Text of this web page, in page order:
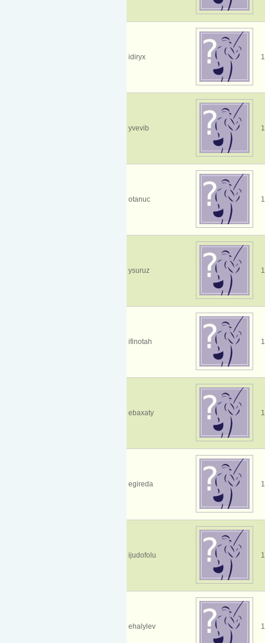
idiryx
yvevib
otanuc
ysuruz
ifinotah
ebaxaty
egireda
ijudofolu
ehalylev